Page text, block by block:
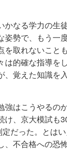
なる学力の生
勢で、もう一
を取れないこと
は的確な指導を
覚えた知識を
はこうやるの
け、京大模試も
だった。とは
不合格への恐